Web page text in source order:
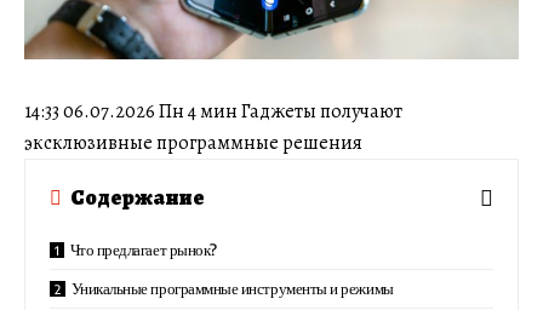
14:33 06.07.2026 Пн 4 мин Гаджеты получают
эксклюзивные программные решения
Содержание
Что предлагает рынок?
Уникальные программные инструменты и режимы